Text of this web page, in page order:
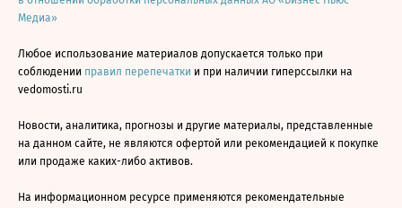
Медиа»
Любое использование материалов допускается только при
соблюдении правил перепечатки и при наличии гиперссылки на
vedomosti.ru
Новости, аналитика, прогнозы и другие материалы, представленные
на данном сайте, не являются офертой или рекомендацией к покупке
или продаже каких-либо активов.
На информационном ресурсе применяются рекомендательные